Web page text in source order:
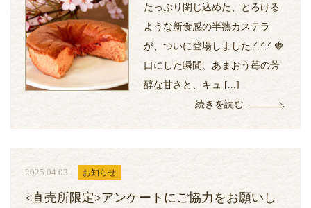
たっぷり閉じ込めた、とろける
ような新食感の半熟カステラ
が、ついに登場しました.ᐟ.ᐟ.ᐟ 🍓
口にした瞬間、あまおう苺の芳
醇な甘さと、キュ [...]
続きを読む
2025.04.03 お知らせ
<直売所限定>アンケートにご協力をお願いし